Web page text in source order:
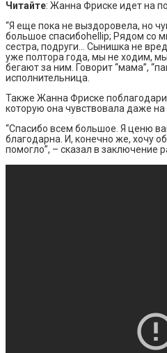
Читайте: Жанна Фриске идет на
“Я еще пока не выздоровела, но
большое спасибоhellip; Рядом со
сестра, подруги… Сынишка не
уже полтора года, мы не ходим,
бегают за ним. Говорит “мама”,
исполнительница.
Также Жанна Фриске
которую она чувствовала даже на
“Спасибо всем большое. Я ценю
благодарна. И, конечно же, хочу
помогло”, – сказал в заключение